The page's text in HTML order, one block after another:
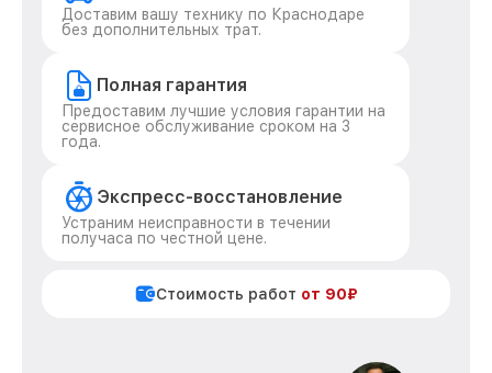
Доставим вашу технику по Краснодаре
без дополнительных трат.
Полная гарантия
Предоставим лучшие условия гарантии на
сервисное обслуживание сроком на 3
года.
Экспресс-восстановление
Устраним неисправности в течении
получаса по честной цене.
Стоимость работ от 90₽